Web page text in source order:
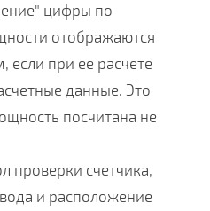
цифры по
отображаются
при ее расчете
данные. Это
посчитана не
проверки счетчика,
и расположение